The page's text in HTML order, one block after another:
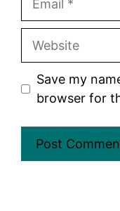
Website
Save my
browser for